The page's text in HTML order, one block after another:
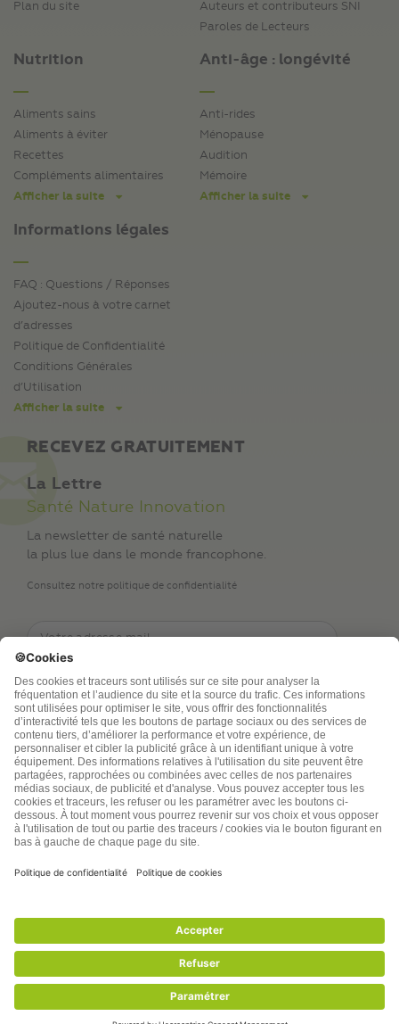
Plan du site
Auteurs et contributeurs SNI
Paroles de Lecteurs
Nutrition
Aliments sains
Aliments à éviter
Recettes
Compléments alimentaires
Afficher la suite
Informations légales
FAQ : Questions / Réponses
Ajoutez-nous à votre carnet
d’adresses
Politique de Confidentialité
Conditions Générales
d’Utilisation
Afficher la suite
Anti-âge : longévité
Anti-rides
Ménopause
Audition
Mémoire
Afficher la suite
RECEVEZ GRATUITEMENT
La Lettre
Santé Nature Innovation
La newsletter de santé naturelle
la plus lue dans le monde francophone.
Consultez notre politique de confidentialité
TSA Publications SA collecte mes nom, prénom,
adresse de messagerie électronique et numéro de
téléphone afin de répondre aux demandes de
renseignements. Ce traitement est nécessaire à
l’exécution des mesures sollicitées. Pour en savoir
plus sur vos droits vous pouvez consulter notre
politique de confidentialité